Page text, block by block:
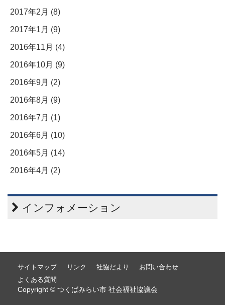
2017年2月 (8)
2017年1月 (9)
2016年11月 (4)
2016年10月 (9)
2016年9月 (2)
2016年8月 (9)
2016年7月 (1)
2016年6月 (10)
2016年5月 (14)
2016年4月 (2)
インフォメーション
サイトマップ リンク 社協だより
お問い合わせ
よくある質問
Copyright © つくばみらい市 社会福祉協議会